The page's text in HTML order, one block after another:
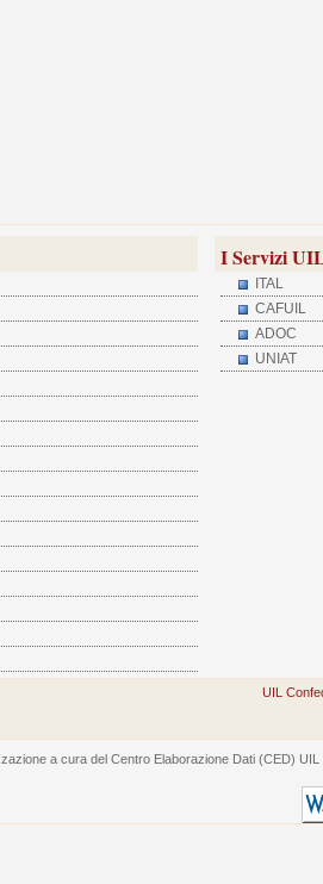
I Servizi
ITAL
CAFUIL
ADOC
UNIAT
UIL
a cura del Centro Elaborazione Dati (CED)